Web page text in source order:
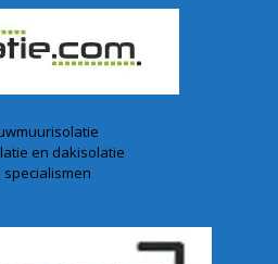
en dakisolatie
specialismen